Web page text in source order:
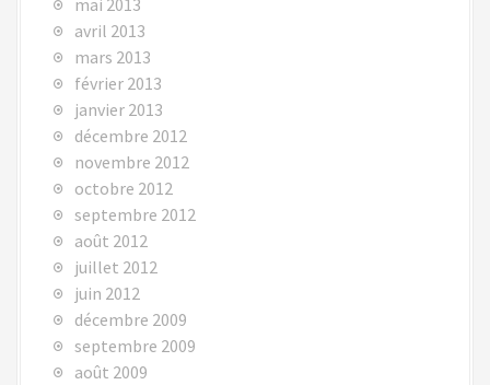
mai 2013
avril 2013
mars 2013
février 2013
janvier 2013
décembre 2012
novembre 2012
octobre 2012
septembre 2012
août 2012
juillet 2012
juin 2012
décembre 2009
septembre 2009
août 2009